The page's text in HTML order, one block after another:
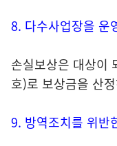
8. 다수사업장을 운
손실보상은 대상이
호)로 보상금을 산
9. 방역조치를 위반